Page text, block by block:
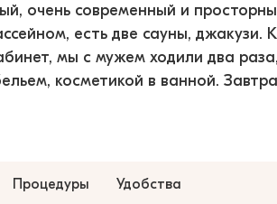
очень современный и
есть две сауны,
мы с мужем ходили два
косметикой в ванной.
Процедуры Удобства